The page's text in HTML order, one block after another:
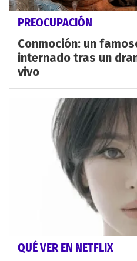
PREOCUPACIÓN
Conmoción: un
internado tras un
vivo
QUÉ VER EN NETFLIX